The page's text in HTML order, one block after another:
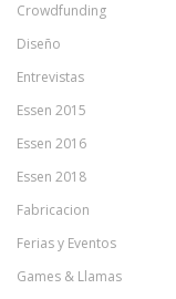
Crowdfunding
Diseño
Entrevistas
Essen 2015
Essen 2016
Essen 2018
Fabricacion
Ferias y Eventos
Games & Llamas